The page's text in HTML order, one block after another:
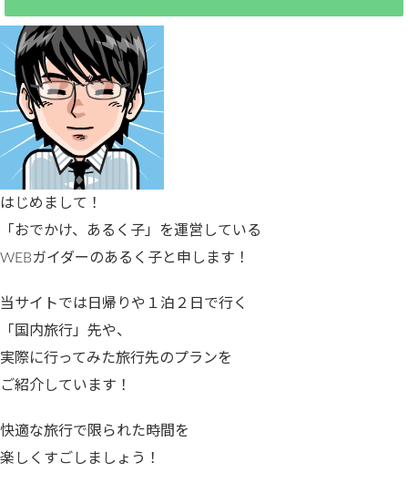
はじめまして！
「おでかけ、あるく子」を運営している
WEBガイダーのあるく子と申します！
当サイトでは日帰りや１泊２日で行く
「国内旅行」先や、
実際に行ってみた旅行先のプランを
ご紹介しています！
快適な旅行で限られた時間を
楽しくすごしましょう！